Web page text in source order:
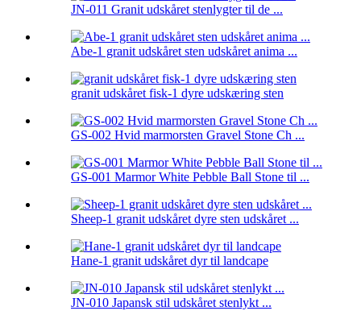
JN-011 Granit udskåret stenlygter til de ...
Abe-1 granit udskåret sten udskåret anima ...
granit udskåret fisk-1 dyre udskæring sten
GS-002 Hvid marmorsten Gravel Stone Ch ...
GS-001 Marmor White Pebble Ball Stone til ...
Sheep-1 granit udskåret dyre sten udskåret ...
Hane-1 granit udskåret dyr til landcape
JN-010 Japansk stil udskåret stenlykt ...